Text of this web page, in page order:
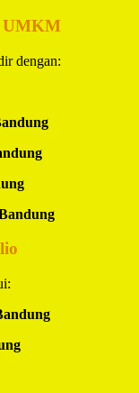
UMKM
dengan: